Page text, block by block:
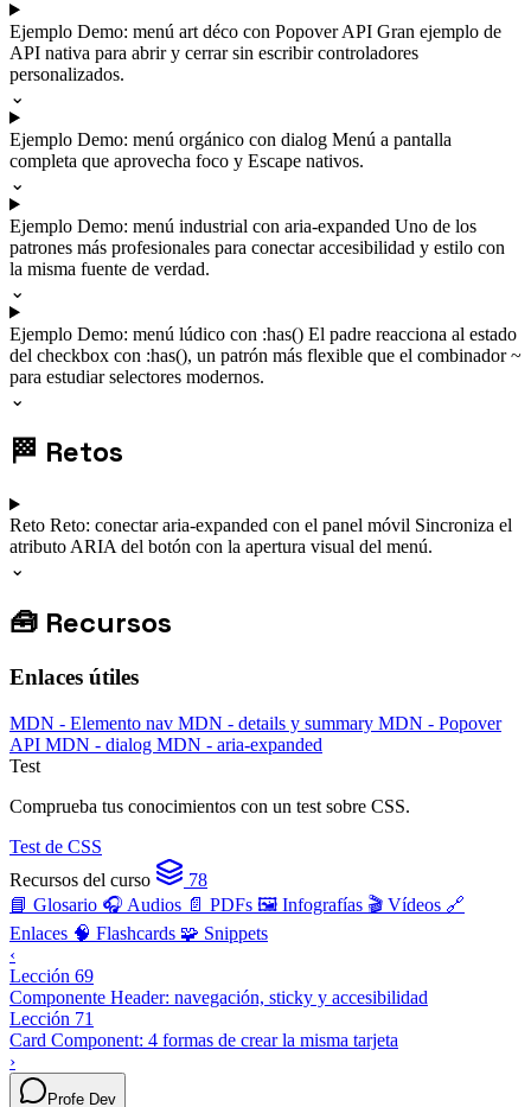
Ejemplo Demo: menú art déco con Popover API Gran ejemplo de
API nativa para abrir y cerrar sin escribir controladores
personalizados.
⌄
Ejemplo Demo: menú orgánico con dialog Menú a pantalla
completa que aprovecha foco y Escape nativos.
⌄
Ejemplo Demo: menú industrial con aria-expanded Uno de los
patrones más profesionales para conectar accesibilidad y estilo con
la misma fuente de verdad.
⌄
Ejemplo Demo: menú lúdico con :has() El padre reacciona al estado
del checkbox con :has(), un patrón más flexible que el combinador ~
para estudiar selectores modernos.
⌄
🏁 Retos
Reto Reto: conectar aria-expanded con el panel móvil Sincroniza el
atributo ARIA del botón con la apertura visual del menú.
⌄
🧰 Recursos
Enlaces útiles
MDN - Elemento nav MDN - details y summary MDN - Popover
API MDN - dialog MDN - aria-expanded
Test
Comprueba tus conocimientos con un test sobre CSS.
Test de CSS
Recursos del curso
78
📘 Glosario 🎧 Audios 📄 PDFs 🖼️ Infografías 🎬 Vídeos 🔗
Enlaces 🧠 Flashcards 🧩 Snippets
‹
Lección 69
Componente Header: navegación, sticky y accesibilidad
Lección 71
Card Component: 4 formas de crear la misma tarjeta
›
Profe Dev